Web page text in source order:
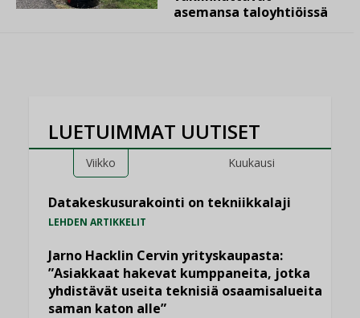
asemansa taloyhtiöissä
LUETUIMMAT UUTISET
Viikko Kuukausi
Datakeskusurakointi on tekniikkalaji
LEHDEN ARTIKKELIT
Jarno Hacklin Cervin yrityskaupasta:
”Asiakkaat hakevat kumppaneita, jotka
yhdistävät useita teknisiä osaamisalueita
saman katon alle”